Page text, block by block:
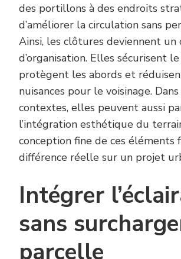
des portillons à des endroits
d’améliorer la circulation sans
Ainsi, les clôtures deviennent
d’organisation. Elles sécurisent
protègent les abords et
nuisances pour le voisinage.
contextes, elles peuvent aussi
l’intégration esthétique du
conception fine de ces éléments
différence réelle sur un projet
Intégrer
sans
parcelle